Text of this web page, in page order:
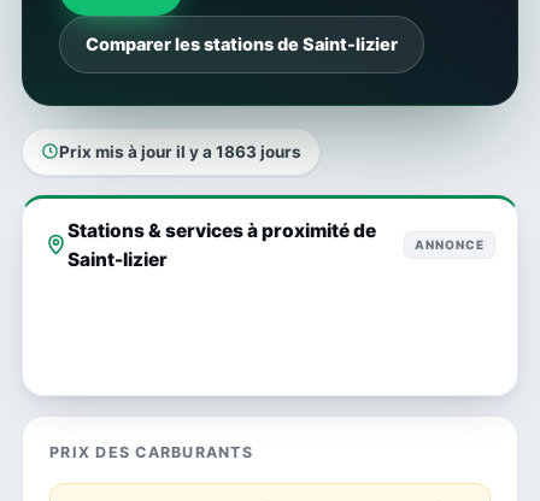
Comparer les stations de Saint-lizier
Prix mis à jour il y a 1863 jours
Stations & services à proximité de
Saint-lizier
ANNONCE
PRIX DES CARBURANTS